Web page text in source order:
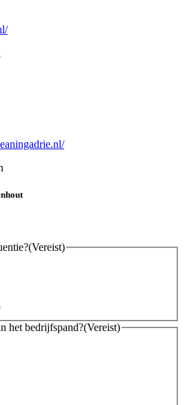
(Vereist)
het bedrijfspand?(Vereist)